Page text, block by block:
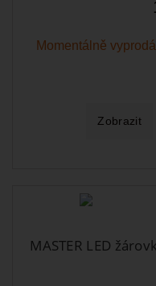
Momentálně
Zobrazit
MASTER LED